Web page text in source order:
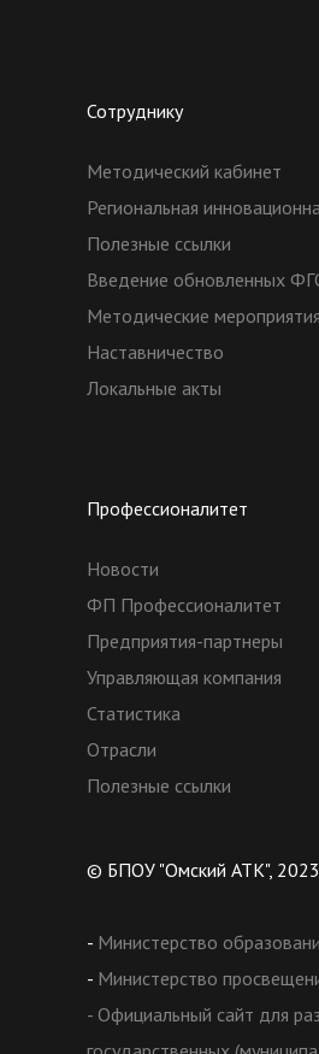
Сотруднику
Методический кабинет
Региональная
Полезные ссылки
Введение обновленных
Методические мероприятия
Наставничество
Локальные акты
Профессионалитет
Новости
ФП Профессионалитет
Предприятия-партнеры
Управляющая компания
Статистика
Отрасли
Полезные ссылки
© БПОУ "Омский АТК", 2023
- Министерство
- Министерство
- Официальный сайт для